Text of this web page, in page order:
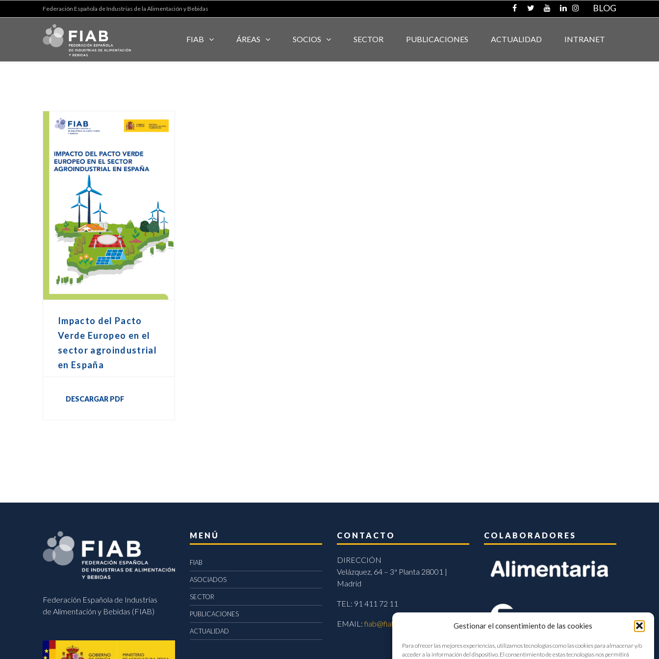
Gestionar el consentimiento de las cookies
Para ofrecer las mejores experiencias, utilizamos tecnologías como las cookies para almacenar y/o
acceder a la información del dispositivo. El consentimiento de estas tecnologías nos permitirá
Federación Española de Industrias de la Alimentación y Bebidas BLOG
FIAB ÁREAS SOCIOS SECTOR PUBLICACIONES ACTUALIDAD INTRANET
Impacto del Pacto
Verde Europeo en el
sector agroindustrial
en España
DESCARGAR PDF
Federación Española de Industrias
de Alimentación y Bebidas (FIAB)
MENÚ
FIAB
ASOCIADOS
SECTOR
PUBLICACIONES
ACTUALIDAD
CONTACTO
DIRECCIÓN
Velázquez, 64 – 3ª Planta 28001 |
Madrid
TEL: 91 411 72 11
EMAIL:fiab@fiab.es
COLABORADORES